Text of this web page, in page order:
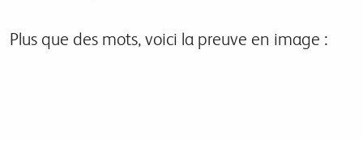
Plus que des mots, voici la preuve en image :